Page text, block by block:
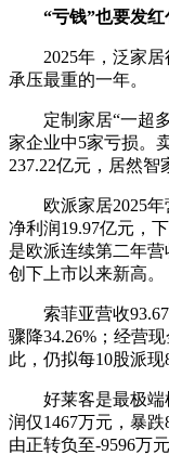
“亏钱”也要发红
2025年，泛家居
承压最重的一年。
定制家居“一超多
家企业中5家亏损。
237.22亿元，居然智
欧派家居2025年
净利润19.97亿元，
是欧派连续第二年
创下上市以来新高。
索菲亚营收93.67
骤降34.26%；经营
此，仍拟每10股派
好莱客是最极端样
润仅1467万元，暴
由正转负至-9596万